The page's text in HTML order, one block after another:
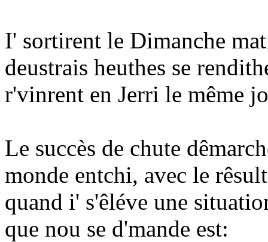
I' sortirent le Dimanche
deustrais heuthes se
r'vinrent en Jerri le même
Le succès de chute
monde entchi, avec le
quand i' s'êléve une
que nou se d'mande est: